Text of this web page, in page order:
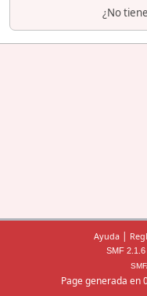
¿No
Ayuda |
SMF
Page generada en